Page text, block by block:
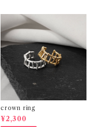
crown ring
¥2,300